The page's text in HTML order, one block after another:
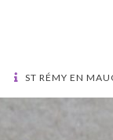
ST RÉMY EN